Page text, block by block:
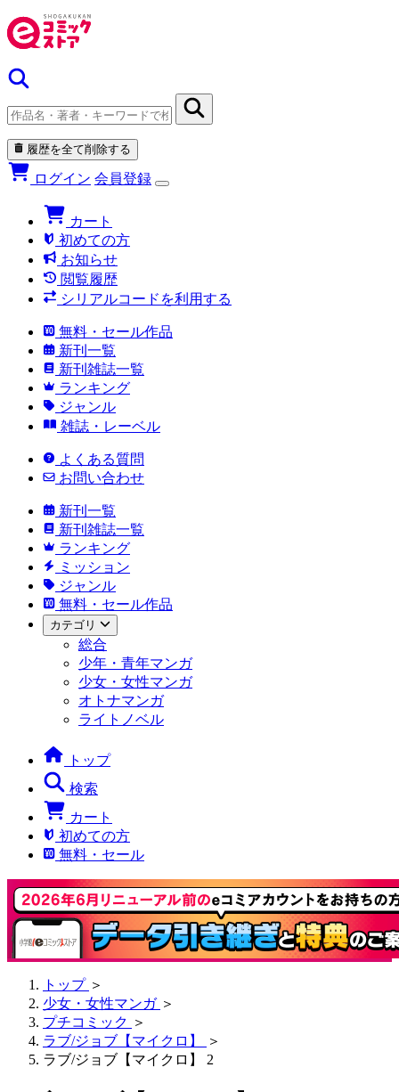
履歴を全て削除する
ログイン 会員登録
カート
初めての方
お知らせ
閲覧履歴
シリアルコードを利用する
無料・セール作品
新刊一覧
新刊雑誌一覧
ランキング
ジャンル
雑誌・レーベル
よくある質問
お問い合わせ
新刊一覧
新刊雑誌一覧
ランキング
ミッション
ジャンル
無料・セール作品
カテゴリ
総合
少年・青年マンガ
少女・女性マンガ
オトナマンガ
ライトノベル
トップ
検索
カート
初めての方
無料・セール
トップ ＞
少女・女性マンガ ＞
プチコミック ＞
ラブ/ジョブ【マイクロ】
＞
ラブ/ジョブ【マイクロ】 2